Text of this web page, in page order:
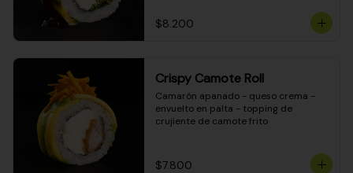
$8.200
Crispy Camote Roll
Camarón apanado - queso crema -
envuelto en palta - topping de
crujiente de camote frito
$7.800